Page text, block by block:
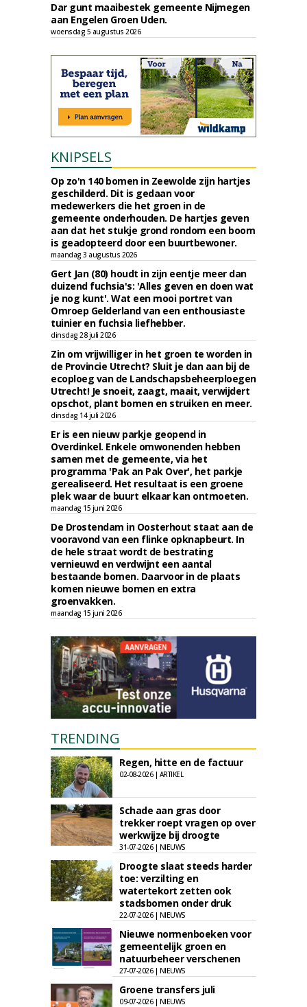
Dar gunt maaibestek gemeente Nijmegen
aan Engelen Groen Uden.
woensdag 5 augustus 2026
KNIPSELS
Op zo'n 140 bomen in Zeewolde zijn hartjes
geschilderd. Dit is gedaan voor
medewerkers die het groen in de
gemeente onderhouden. De hartjes geven
aan dat het stukje grond rondom een boom
is geadopteerd door een buurtbewoner.
maandag 3 augustus 2026
Gert Jan (80) houdt in zijn eentje meer dan
duizend fuchsia's: 'Alles geven en doen wat
je nog kunt'. Wat een mooi portret van
Omroep Gelderland van een enthousiaste
tuinier en fuchsia liefhebber.
dinsdag 28 juli 2026
Zin om vrijwilliger in het groen te worden in
de Provincie Utrecht? Sluit je dan aan bij de
ecoploeg van de Landschapsbeheerploegen
Utrecht! Je snoeit, zaagt, maait, verwijdert
opschot, plant bomen en struiken en meer.
dinsdag 14 juli 2026
Er is een nieuw parkje geopend in
Overdinkel. Enkele omwonenden hebben
samen met de gemeente, via het
programma 'Pak an Pak Over', het parkje
gerealiseerd. Het resultaat is een groene
plek waar de buurt elkaar kan ontmoeten.
maandag 15 juni 2026
De Drostendam in Oosterhout staat aan de
vooravond van een flinke opknapbeurt. In
de hele straat wordt de bestrating
vernieuwd en verdwijnt een aantal
bestaande bomen. Daarvoor in de plaats
komen nieuwe bomen en extra
groenvakken.
maandag 15 juni 2026
TRENDING
Regen, hitte en de factuur
02-08-2026 | ARTIKEL
Schade aan gras door
trekker roept vragen op over
werkwijze bij droogte
31-07-2026 | NIEUWS
Droogte slaat steeds harder
toe: verzilting en
watertekort zetten ook
stadsbomen onder druk
22-07-2026 | NIEUWS
Nieuwe normenboeken voor
gemeentelijk groen en
natuurbeheer verschenen
27-07-2026 | NIEUWS
Groene transfers juli
09-07-2026 | NIEUWS